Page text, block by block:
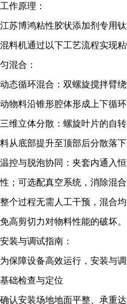
工作原理：
江苏博鸿粘性胶状添加剂专用
混料机通过以下工艺流程实现
匀混合：
动态循环混合：双螺旋搅拌臂
动物料沿锥形腔体形成上下循环
三维立体分散：螺旋叶片的自
料从底部提升至顶部后分散落
温控与脱泡协同：夹套内通入
性；可选配真空系统，消除混合
整个过程无需人工干预，混合
免高剪切力对物料性能的破坏。
安装与调试指南：
为保障设备高效运行，安装与
基础检查与定位
确认安装场地地面平整、承重